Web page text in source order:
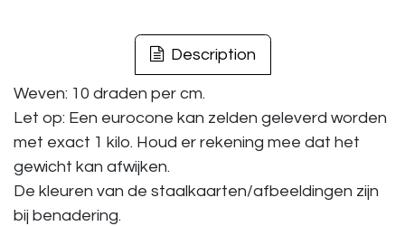
Description
Weven: 10 draden per cm.
Let op: Een eurocone kan zelden geleverd worden
met exact 1 kilo. Houd er rekening mee dat het
gewicht kan afwijken.
De kleuren van de staalkaarten/afbeeldingen zijn
bij benadering.